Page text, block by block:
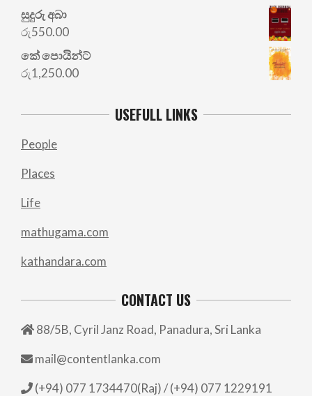
සුදුරු අබා
රු550.00
කේ පොයින්ට්
රු1,250.00
USEFULL LINKS
People
Places
Life
mathugama.com
kathandara.com
CONTACT US
88/5B, Cyril Janz Road, Panadura, Sri Lanka
mail@contentlanka.com
(+94) 077 1734470(Raj) / (+94) 077 1229191